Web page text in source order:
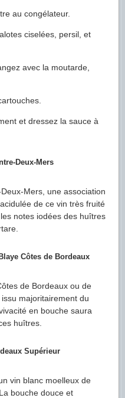
au congélateur.
ciselées, persil, et
avec la moutarde,
et dressez la sauce à
Deux-Mers
Mers, une association
de ce vin très fruité
notes iodées des huîtres
Côtes de Bordeaux
de Bordeaux ou de
majoritairement du
en bouche saura
huîtres.
Supérieur
vin blanc moelleux de
bouche douce et